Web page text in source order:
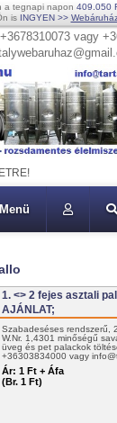
a tegnapi napon 409.050
is INGYEN >>
+3678310073 vagy
Menü
1. <> 2 fejes asztali
AJÁNLAT;
Szabadeséses rendszerű,
W.Nr. 1,4301 minőségű
üveg és pet palackok
+36303834000 vagy
Ár: 1 Ft + Áfa
(Br. 1 Ft)